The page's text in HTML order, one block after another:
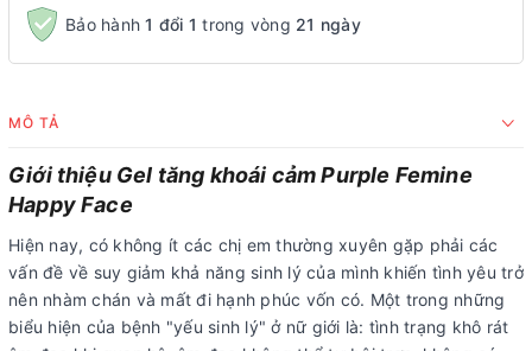
Bảo hành1 đổi 1 trong vòng 21 ngày
MÔ TẢ
Giới thiệu Gel tăng khoái cảm Purple Femine
Happy Face
Hiện nay, có không ít các chị em thường xuyên gặp phải các
vấn đề về suy giảm khả năng sinh lý của mình khiến tình yêu trở
nên nhàm chán và mất đi hạnh phúc vốn có. Một trong những
biểu hiện của bệnh "yếu sinh lý" ở nữ giới là: tình trạng khô rát